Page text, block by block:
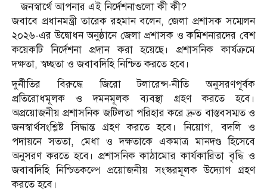
জনস্বার্থে আপনার এই নির্দেশনাগুলো কী কী?
জবাবে প্রধানমন্ত্রী তারেক রহমান বলেন, জেলা প্রশাসক সম্মেলন
২০২৬-এর উদ্বোধন অনুষ্ঠানে জেলা প্রশাসক ও কমিশনারদের বেশ
কয়েকটি নির্দেশনা প্রদান করা হয়েছে। প্রশাসনিক কার্যক্রমে
দক্ষতা, স্বচ্ছতা ও জবাবদিহি নিশ্চিত করতে হবে।
দুর্নীতির বিরুদ্ধে জিরো টলারেন্স-নীতি অনুসরণপূর্বক
প্রতিরোধমূলক ও দমনমূলক ব্যবস্থা গ্রহণ করতে হবে।
অপ্রয়োজনীয় প্রশাসনিক জটিলতা পরিহার করে দ্রুত বাস্তবসম্মত ও
জনস্বার্থসংশ্লিষ্ট সিদ্ধান্ত গ্রহণ করতে হবে। নিয়োগ, বদলি ও
পদায়নে সততা, মেধা ও দক্ষতাকে একমাত্র মানদণ্ড হিসেবে
অনুসরণ করতে হবে। প্রশাসনিক কাঠামোর কার্যকারিতা বৃদ্ধি ও
জবাবদিহি নিশ্চিতকল্পে প্রয়োজনীয় সংস্করমূলক উদ্যোগ গ্রহণ
করতে হবে।